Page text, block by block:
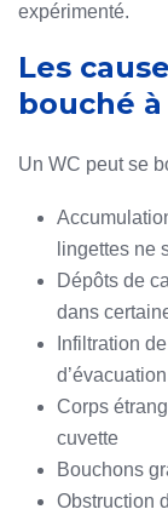
expérimenté.
Les
bouché
Un WC peut se
lingettes ne
Dépôts de
dans
Infiltration
d’évacuation
Corps
cuvette
Bouchons
Obstruction